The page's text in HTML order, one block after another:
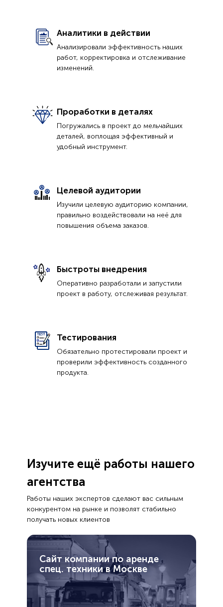
Аналитики в действии
Анализировали эффективность наших
работ, корректировка и отслеживание
изменений.
Проработки в деталях
Погружались в проект до мельчайших
деталей, воплощая эффективный и
удобный инструмент.
Целевой аудитории
Изучили целевую аудиторию компании,
правильно воздействовали на неё для
повышения объема заказов.
Быстроты внедрения
Оперативно разработали и запустили
проект в работу, отслеживая результат.
Тестирования
Обязательно протестировали проект и
проверили эффективность созданного
продукта.
Изучите ещё работы нашего
агентства
Работы наших экспертов сделают вас сильным
конкурентом на рынке и позволят стабильно
получать новых клиентов
Сайт компании по аренде
спец. техники в Москве